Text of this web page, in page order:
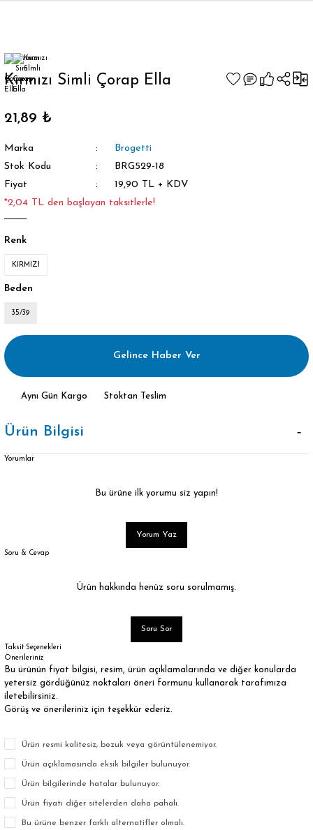
Kırmızı Simli Çorap Ella
21,89 ₺
Marka
Brogetti
Stok Kodu
BRG529-18
Fiyat
19,90 TL + KDV
*2,04 TL den başlayan taksitlerle!
Renk
KIRMIZI
Beden
35/39
Gelince Haber Ver
Aynı Gün Kargo Stoktan Teslim
Ürün Bilgisi
Yorumlar
Bu ürüne ilk yorumu siz yapın!
Yorum Yaz
Soru & Cevap
Ürün hakkında henüz soru sorulmamış.
Soru Sor
Taksit Seçenekleri
Önerileriniz
Bu ürünün fiyat bilgisi, resim, ürün açıklamalarında ve diğer konularda
yetersiz gördüğünüz noktaları öneri formunu kullanarak tarafımıza
iletebilirsiniz.
Görüş ve önerileriniz için teşekkür ederiz.
Ürün resmi kalitesiz, bozuk veya görüntülenemiyor.
Ürün açıklamasında eksik bilgiler bulunuyor.
Ürün bilgilerinde hatalar bulunuyor.
Ürün fiyatı diğer sitelerden daha pahalı.
Bu ürüne benzer farklı alternatifler olmalı.